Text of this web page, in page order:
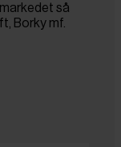
så
Borky mf.